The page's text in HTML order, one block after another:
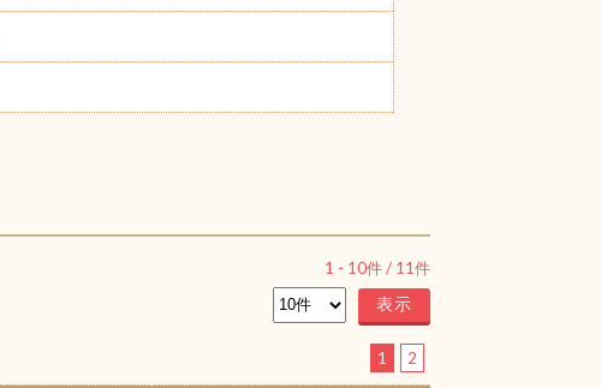
1 - 10件 / 11件
1 2